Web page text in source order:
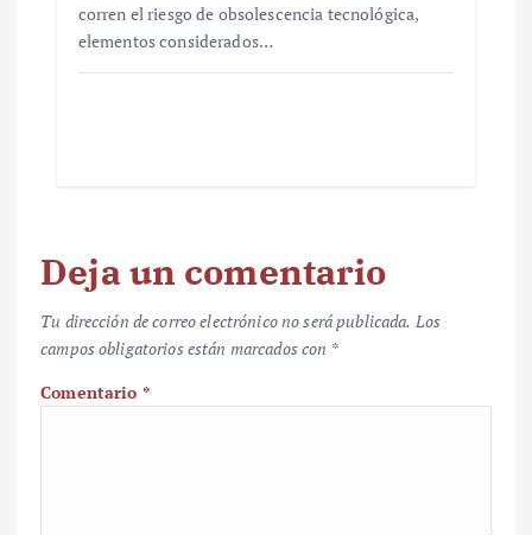
corren el riesgo de obsolescencia tecnológica,
elementos considerados…
Deja un comentario
Tu dirección de correo electrónico no será publicada. Los
campos obligatorios están marcados con *
Comentario *